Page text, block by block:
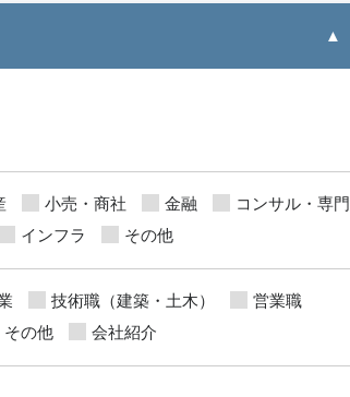
▲
小売・商社 金融
コンサル・専門
インフラ その他
技術職（建築・土木）
営業職
その他 会社紹介